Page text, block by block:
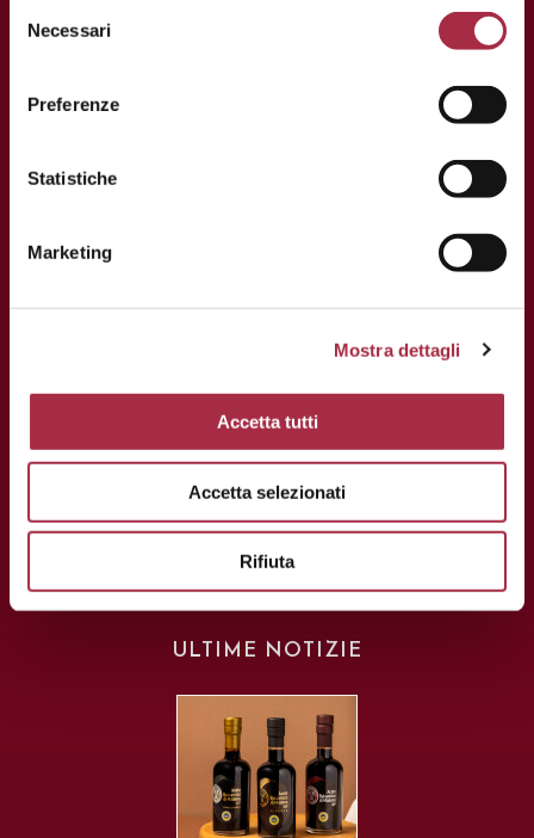
Necessari
Preferenze
Statistiche
Marketing
Mostra dettagli
Accetta tutti
Accetta selezionati
Rifiuta
ULTIME NOTIZIE